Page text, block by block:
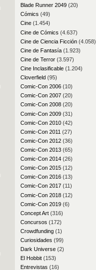
Blade Runner 2049(20)
Cómics (49)
Cine(1.454)
Cine de Cómics (4.637)
Cine de Ciencia Ficción(4.058)
Cine de Fantasía(1.923)
Cine de Terror(3.597)
Cine Inclasificable(1.204)
Cloverfield(95)
Comic-Con 2006(10)
Comic-Con 2007(20)
Comic-Con 2008(20)
Comic-Con 2009(31)
Comic-Con 2010(42)
Comic-Con 2011 (27)
Comic-Con 2012(36)
Comic-Con 2013(65)
Comic-Con 2014(26)
Comic-Con 2015(12)
Comic-Con 2016(13)
Comic-Con 2017(11)
Comic-Con 2018(12)
Comic-Con 2019(6)
Concept Art(316)
Concursos (172)
Crowdfunding(1)
Curiosidades (99)
Dark Universe(2)
El Hobbit(153)
Entrevistas (16)